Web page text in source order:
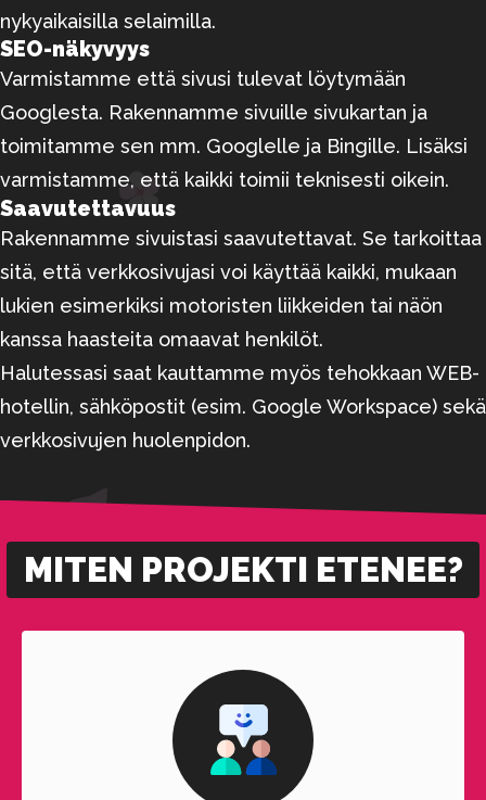
nykyaikaisilla selaimilla.
SEO-näkyvyys
Varmistamme että sivusi tulevat löytymään
Googlesta. Rakennamme sivuille sivukartan ja
toimitamme sen mm. Googlelle ja Bingille. Lisäksi
varmistamme, että kaikki toimii teknisesti oikein.
Saavutettavuus
Rakennamme sivuistasi saavutettavat. Se tarkoittaa
sitä, että verkkosivujasi voi käyttää kaikki, mukaan
lukien esimerkiksi motoristen liikkeiden tai näön
kanssa haasteita omaavat henkilöt.
Halutessasi saat kauttamme myös tehokkaan WEB-
hotellin, sähköpostit (esim. Google Workspace) sekä
verkkosivujen huolenpidon.
MITEN PROJEKTI ETENEE?